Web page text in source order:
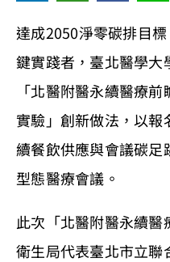
達成2050淨零碳排目
鍵實踐者，臺北醫學大
「北醫附醫永續醫療
實驗」創新做法，以報
續餐飲供應與會議碳
型態醫療會議。
此次「北醫附醫永續
衛生局代表臺北市立聯